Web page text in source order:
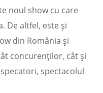
noul show cu care
De altfel, este și
din România și
concurenților, cât și
spectacolul